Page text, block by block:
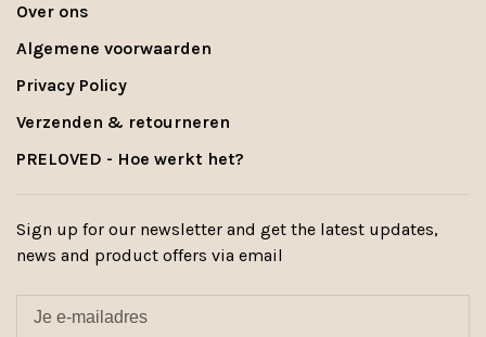
Over ons
Algemene voorwaarden
Privacy Policy
Verzenden & retourneren
PRELOVED - Hoe werkt het?
Sign up for our newsletter and get the latest updates,
news and product offers via email